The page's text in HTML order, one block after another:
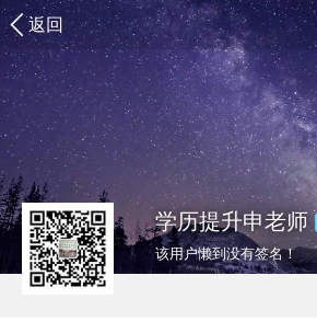
返回
学历提升申老师
该用户懒到没有签名！